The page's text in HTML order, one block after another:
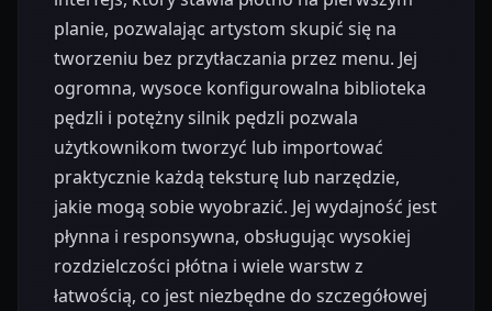
planie, pozwalając artystom skupić się na
tworzeniu bez przytłaczania przez menu. Jej
ogromna, wysoce konfigurowalna biblioteka
pędzli i potężny silnik pędzli pozwala
użytkownikom tworzyć lub importować
praktycznie każdą teksturę lub narzędzie,
jakie mogą sobie wyobrazić. Jej wydajność jest
płynna i responsywna, obsługując wysokiej
rozdzielczości płótna i wiele warstw z
łatwością, co jest niezbędne do szczegółowej